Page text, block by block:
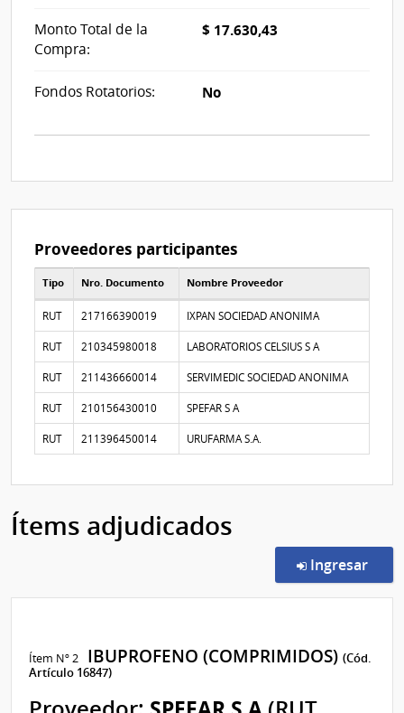
Monto Total de la
Compra:
$ 17.630,43
Fondos Rotatorios: No
Proveedores participantes
Tipo Nro. Documento Nombre Proveedor
RUT 217166390019 IXPAN SOCIEDAD ANONIMA
RUT 210345980018 LABORATORIOS CELSIUS S A
RUT 211436660014 SERVIMEDIC SOCIEDAD ANONIMA
RUT 210156430010 SPEFAR S A
RUT 211396450014 URUFARMA S.A.
Ítems adjudicados
Ingresar
Ítem Nº 2 IBUPROFENO (COMPRIMIDOS)(Cód.
Artículo 16847)